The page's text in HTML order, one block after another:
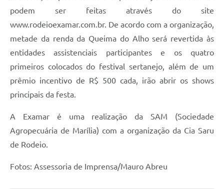
podem ser feitas através do site
www.rodeioexamar.com.br. De acordo com a organização,
metade da renda da Queima do Alho será revertida às
entidades assistenciais participantes e os quatro
primeiros colocados do festival sertanejo, além de um
prêmio incentivo de R$ 500 cada, irão abrir os shows
principais da festa.
A Examar é uma realização da SAM (Sociedade
Agropecuária de Marília) com a organização da Cia Saru
de Rodeio.
Fotos: Assessoria de Imprensa/Mauro Abreu